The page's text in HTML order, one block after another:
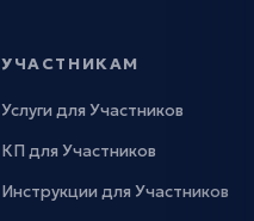
УЧАСТНИКАМ
Услуги для Участников
КП для Участников
Инструкции для Участников